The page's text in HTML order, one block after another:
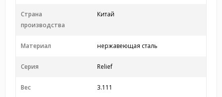
Страна
производства
Китай
Материал нержавеющая сталь
Серия Relief
Вес 3.111